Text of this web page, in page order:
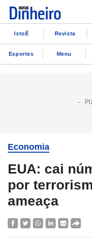
IstoÉ Revista
Esportes Menu
Economia
EUA: cai
por
ameaça